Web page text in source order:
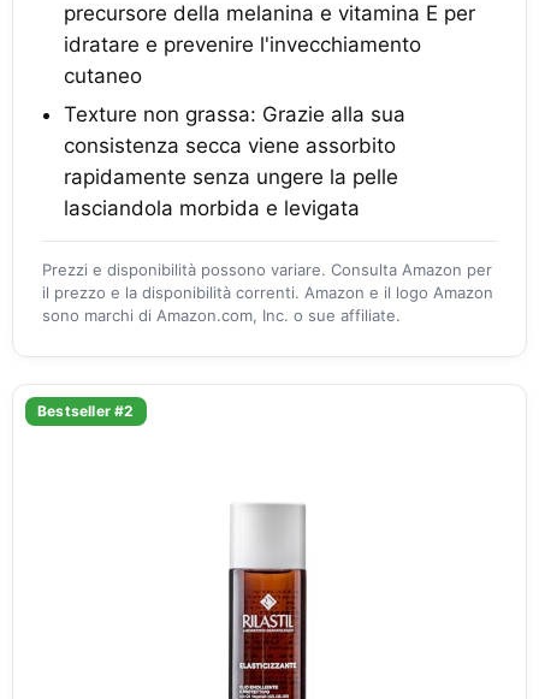
precursore della melanina e vitamina E per
idratare e prevenire l'invecchiamento
cutaneo
Texture non grassa: Grazie alla sua
consistenza secca viene assorbito
rapidamente senza ungere la pelle
lasciandola morbida e levigata
Prezzi e disponibilità possono variare. Consulta Amazon per
il prezzo e la disponibilità correnti. Amazon e il logo Amazon
sono marchi di Amazon.com, Inc. o sue affiliate.
Bestseller #2